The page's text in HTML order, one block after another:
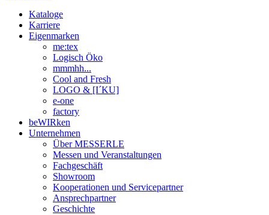
Kataloge
Karriere
Eigenmarken
me:tex
Logisch Öko
mmmhh...
Cool and Fresh
LOGO & [I´KU]
e-one
factory
beWIRken
Unternehmen
Über MESSERLE
Messen und Veranstaltungen
Fachgeschäft
Showroom
Kooperationen und Servicepartner
Ansprechpartner
Geschichte